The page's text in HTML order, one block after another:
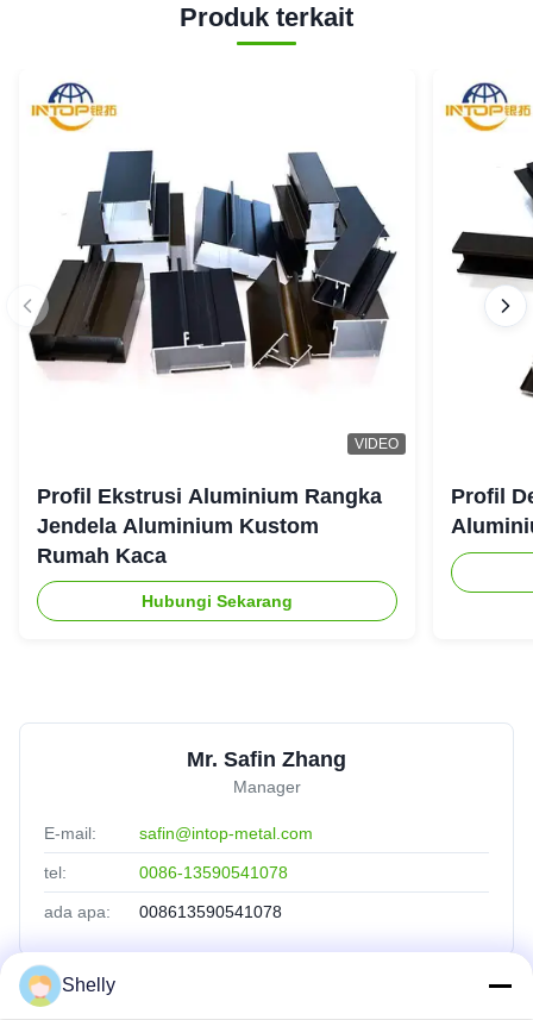
Produk terkait
VIDEO
Profil Ekstrusi Aluminium Rangka
Jendela Aluminium Kustom
Rumah Kaca
Hubungi Sekarang
Profil
Mr. Safin Zhang
Manager
E-mail: safin@intop-metal.com
tel: 0086-13590541078
ada apa: 008613590541078
Shelly